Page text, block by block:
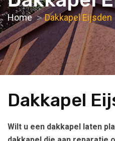
Home Dakkapel Eijsden
Dakkapel
Wilt u een dakkapel laten